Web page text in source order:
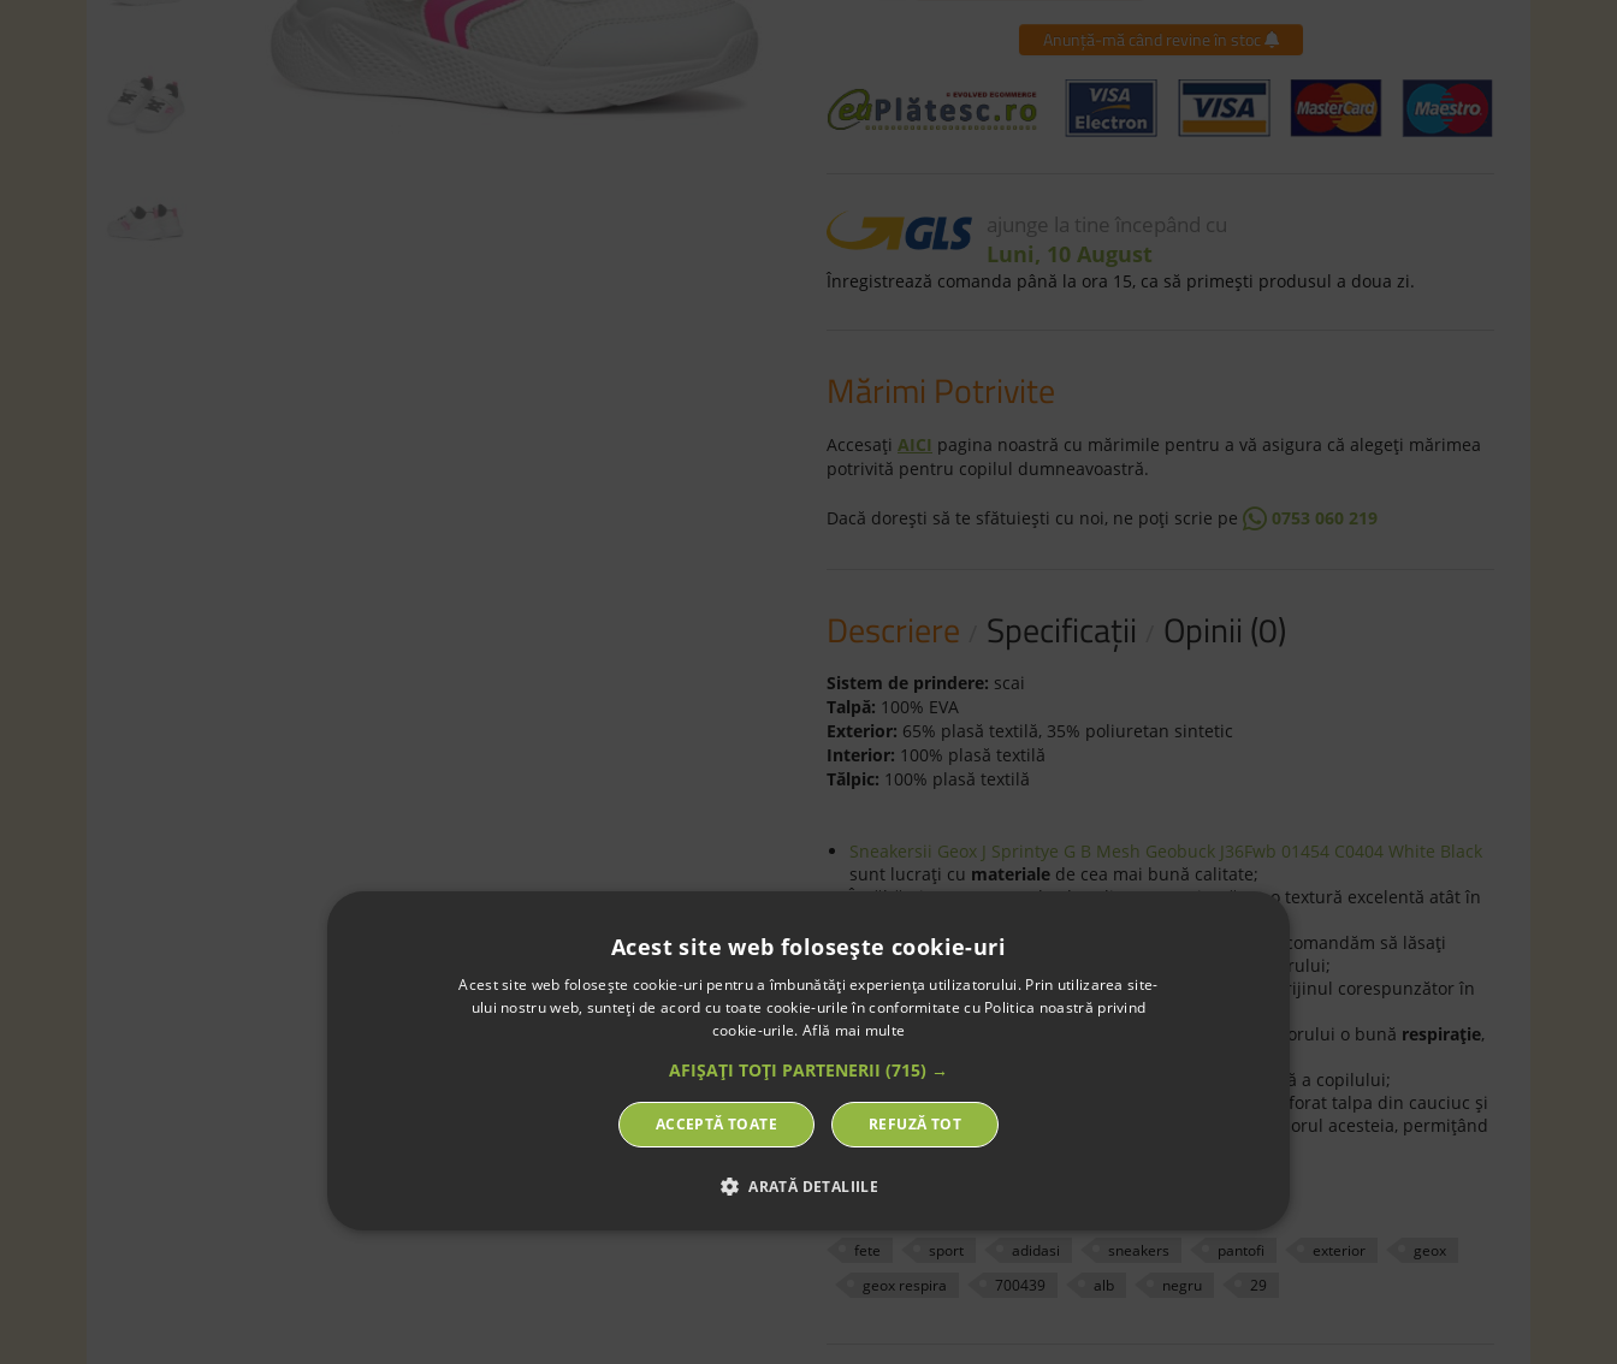
Anunță-mă când revine în stoc
ajunge la tine începând cu
Luni, 10 August
Înregistrează comanda până la ora 15, ca să primeşti produsul a doua zi.
Mărimi Potrivite
Accesaţi AICI pagina noastră cu mărimile pentru a vă asigura că alegeţi mărimea
potrivită pentru copilul dumneavoastră.
Dacă doreşti să te sfătuieşti cu noi, ne poţi scrie pe 0753 060 219
Descriere Specificaţii Opinii (0)
Sistem de prindere: scai
Talpă: 100% EVA
Exterior: 65% plasă textilă, 35% poliuretan sintetic
Interior: 100% plasă textilă
Tălpic: 100% plasă textilă
Sneakersii Geox J Sprintye G B Mesh Geobuck J36Fwb 01454 C0404 White Black
sunt lucraţi cu materiale de cea mai bună calitate;
Încălţămintea este moale, de calitate superioară, cu o textură excelentă atât în
Acest produs este fabricat pe calapod
. Vă recomandăm să lăsaţi
un
faţă de cât măsuraţi talpa piciorului;
Talpa este foarteflexibilă şiantiderapantă
oferind sprijinul corespunzător în
timpul mersului;
Branţul (talpă interioară) din
, oferă piciorului o bună respiraţie,
Sistemul de prindere cu
permite o încălţare rapidă a copilului;
Model echipat cu tehnologia
Geox a perforat talpa din cauciuc și
a introdus o membrană specială și respirabilă în interiorul acesteia, permițând
picioarelor să respire;
Etichete
fete sport adidasi sneakers pantofi exterior
geox
geox respira
700439 alb negru 29
Acest site web folosește cookie-uri
Acest site web folosește cookie-uri pentru a îmbunătăți experiența utilizatorului. Prin utilizarea site-
ului nostru web, sunteți de acord cu toate cookie-urile în conformitate cu Politica noastră privind
cookie-urile. Află mai multe
AFIȘAȚI TOȚI PARTENERII (715) →
ACCEPTĂ TOATE REFUZĂ TOT
ARATĂ DETALIILE